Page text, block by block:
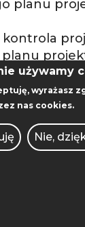
planu
planu
wyzwań
sukces
szkolenie?
używamy
, wyrażasz
nas cookies.
Nie,